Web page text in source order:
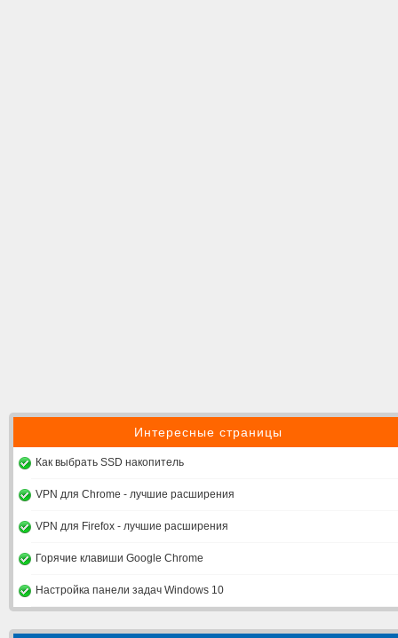
Интересные страницы
Как выбрать SSD накопитель
VPN для Chrome - лучшие расширения
VPN для Firefox - лучшие расширения
Горячие клавиши Google Chrome
Настройка панели задач Windows 10